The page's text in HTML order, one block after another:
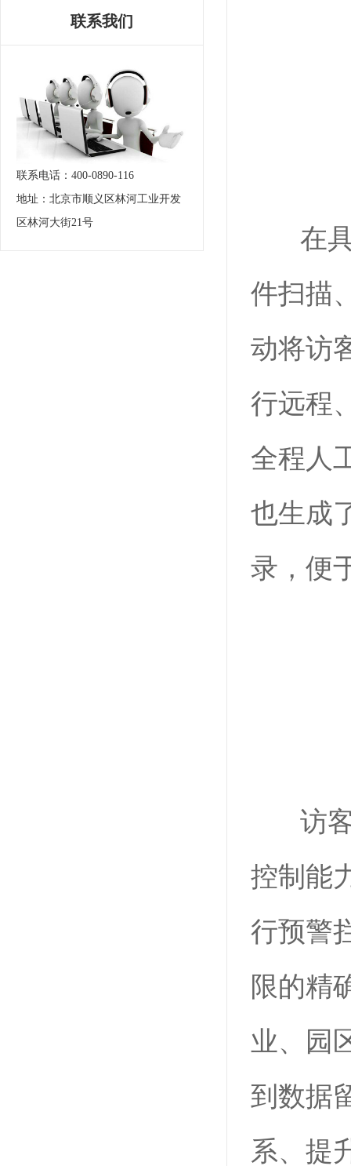
联系我们
联系电话：400-0890-116
地址：北京市顺义区林河工业开发
区林河大街21号
在具
件扫描
动将访
行远程
全程人
也生成
录，便
访客
控制能
行预警
限的精
业、园
到数据
系、提